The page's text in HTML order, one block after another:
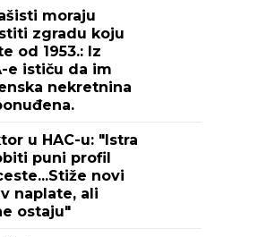
moraju
zgradu koju
od 1953.: Iz
e ističu da im
nekretnina
u HAC-u: "Istra
puni profil
novi
naplate, ali
ostaju"